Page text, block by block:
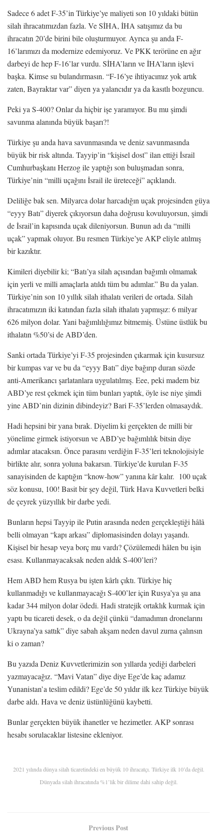
Sadece 6 adet F-35’in Türkiye’ye maliyeti son 10 yıldaki bütün
silah ihracatımızdan fazla. Ve SİHA, İHA satışımız da bu
ihracatın 20’de birini bile oluşturmuyor. Ayrıca şu anda F-
16’larımızı da modernize edemiyoruz. Ve PKK terörüne en ağır
darbeyi de hep F-16’lar vurdu. SİHA’ların ve İHA’ların işlevi
başka. Kimse su bulandırmasın. “F-16’ye ihtiyacımız yok artık
zaten, Bayraktar var” diyen ya yalancıdır ya da kasıtlı bozguncu.
Peki ya S-400? Onlar da hiçbir işe yaramıyor. Bu mu şimdi
savunma alanında büyük başarı?!
Türkiye şu anda hava savunmasında ve deniz savunmasında
büyük bir risk altında. Tayyip’in “kişisel dost” ilan ettiği İsrail
Cumhurbaşkanı Herzog ile yaptığı son buluşmadan sonra,
Türkiye’nin “milli uçağını İsrail ile üreteceği” açıklandı.
Deliliğe bak sen. Milyarca dolar harcadığın uçak projesinden güya
“eyyy Batı” diyerek çıkıyorsun daha doğrusu kovuluyorsun, şimdi
de İsrail’in kapısında uçak dileniyorsun. Bunun adı da “milli
uçak” yapmak oluyor. Bu resmen Türkiye’ye AKP eliyle atılmış
bir kazıktır.
Kimileri diyebilir ki; “Batı’ya silah açısından bağımlı olmamak
için yerli ve milli amaçlarla atıldı tüm bu adımlar.” Bu da yalan.
Türkiye’nin son 10 yıllık silah ithalatı verileri de ortada. Silah
ihracatımızın iki katından fazla silah ithalatı yapmışız: 6 milyar
626 milyon dolar. Yani bağımlılığımız bitmemiş. Üstüne üstlük bu
ithalatın %50’si de ABD’den.
Sanki ortada Türkiye’yi F-35 projesinden çıkarmak için kusursuz
bir kumpas var ve bu da “eyyy Batı” diye bağırıp duran sözde
anti-Amerikancı şarlatanlara uygulatılmış. Eee, peki madem biz
ABD’ye rest çekmek için tüm bunları yaptık, öyle ise niye şimdi
yine ABD’nin dizinin dibindeyiz? Bari F-35’lerden olmasaydık.
Hadi hepsini bir yana bırak. Diyelim ki gerçekten de milli bir
yönelime girmek istiyorsun ve ABD’ye bağımlılık bitsin diye
adımlar atacaksın. Önce parasını verdiğin F-35’leri teknolojisiyle
birlikte alır, sonra yoluna bakarsın. Türkiye’de kurulan F-35
sanayisinden de kaptığın “know-how” yanına kâr kalır. 100 uçak
söz konusu, 100! Basit bir şey değil, Türk Hava Kuvvetleri belki
de çeyrek yüzyıllık bir darbe yedi.
Bunların hepsi Tayyip ile Putin arasında neden gerçekleştiği hâlâ
belli olmayan “kapı arkası” diplomasisinden dolayı yaşandı.
Kişisel bir hesap veya borç mu vardı? Çözülemedi hâlen bu işin
esası. Kullanmayacaksak neden aldık S-400’leri?
Hem ABD hem Rusya bu işten kârlı çıktı. Türkiye hiç
kullanmadığı ve kullanmayacağı S-400’ler için Rusya’ya şu ana
kadar 344 milyon dolar ödedi. Hadi stratejik ortaklık kurmak için
yaptı bu ticareti desek, o da değil çünkü “damadımın dronelarını
Ukrayna’ya sattık” diye sabah akşam neden davul zurna çalınsın
ki o zaman?
Bu yazıda Deniz Kuvvetlerimizin son yıllarda yediği darbeleri
yazmayacağız. “Mavi Vatan” diye diye Ege’de kaç adamız
Yunanistan’a teslim edildi? Ege’de 50 yıldır ilk kez Türkiye büyük
darbe aldı. Hava ve deniz üstünlüğünü kaybetti.
Bunlar gerçekten büyük ihanetler ve hezimetler. AKP sonrası
hesabı sorulacaklar listesine ekleniyor.
2021 yılında dünya silah ticaretindeki en büyük 10 ihracatçı. Türkiye ilk 10’da değil.
Dünyada silah ihracatında %1’lik bir dilime dahi sahip değil.
Previous Post